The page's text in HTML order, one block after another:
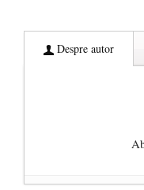
Despre autor